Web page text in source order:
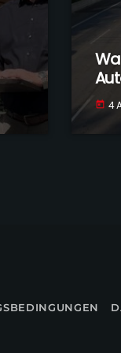
today 4